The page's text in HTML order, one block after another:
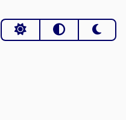
Choisir le thème